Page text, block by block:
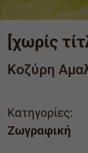
[χωρίς
Κοζύρη
Κατηγορίες:
Ζωγραφική